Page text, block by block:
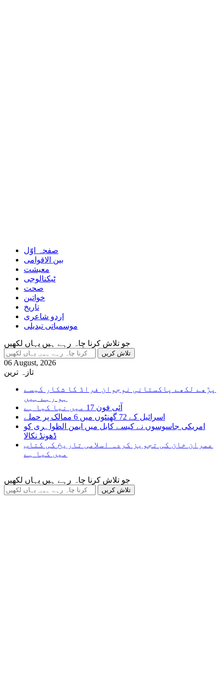
صفحہ اوّل
بین الاقوامی
معیشت
ٹیکنالوجی
صحت
خواتین
تاریخ
اردو شاعری
موسمیاتی تبدیلی
جو تلاش کرنا چاہ رہے ہیں یہاں لکھیں
06 August, 2026
تازہ ترین
پڑھے لکھے پاکستانی نوجوان فراڈ کا شکار کیسے
ہو رہے ہیں
آئی فون 17 میں نیا کیا ہے
اسرائیل کے 72 گھنٹوں میں 6 ممالک پر حملے
امریکی جاسوسوں نے کیسے کابل میں ایمن الظواہری کو
ڈھونڈ نکالا
عمران خان کی تجویز کردہ اسلامی تاریخ کی کتاب
میں کیا ہے
جو تلاش کرنا چاہ رہے ہیں یہاں لکھیں